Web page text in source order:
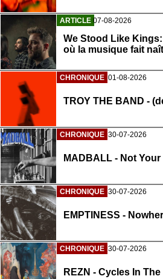
ARTICLE 07-08-2026
We Stood Like
où la musique fait
CHRONIQUE 01-08-2026
TROY THE BAND -
CHRONIQUE 30-07-2026
MADBALL - Not
CHRONIQUE 30-07-2026
EMPTINESS -
CHRONIQUE 30-07-2026
REZN - Cycles In